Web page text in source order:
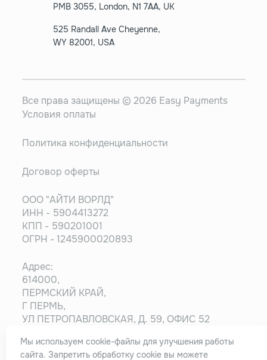
PMB 3055, London, N1 7AA, UK
525 Randall Ave Cheyenne,
WY 82001, USA
Все права защищены © 2026 Easy Payments
Условия оплаты
Политика конфиденциальности
Договор оферты
ООО "АЙТИ ВОРЛД"
ИНН - 5904413272
КПП - 590201001
ОГРН - 1245900020893
Адрес:
614000,
ПЕРМСКИЙ КРАЙ,
Г ПЕРМЬ,
УЛ ПЕТРОПАВЛОВСКАЯ, Д. 59, ОФИС 52
Информация на сайте носит ознакомительный
Мы используем cookie-файлы для улучшения работы
сайта. Запретить обработку cookie вы можете